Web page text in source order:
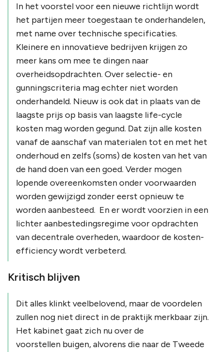
In het voorstel voor een nieuwe richtlijn wordt
het partijen meer toegestaan te onderhandelen,
met name over technische specificaties.
Kleinere en innovatieve bedrijven krijgen zo
meer kans om mee te dingen naar
overheidsopdrachten. Over selectie- en
gunningscriteria mag echter niet worden
onderhandeld. Nieuw is ook dat in plaats van de
laagste prijs op basis van laagste life-cycle
kosten mag worden gegund. Dat zijn alle kosten
vanaf de aanschaf van materialen tot en met het
onderhoud en zelfs (soms) de kosten van het van
de hand doen van een goed. Verder mogen
lopende overeenkomsten onder voorwaarden
worden gewijzigd zonder eerst opnieuw te
worden aanbesteed. En er wordt voorzien in een
lichter aanbestedingsregime voor opdrachten
van decentrale overheden, waardoor de kosten-
efficiency wordt verbeterd.
Kritisch blijven
Dit alles klinkt veelbelovend, maar de voordelen
zullen nog niet direct in de praktijk merkbaar zijn.
Het kabinet gaat zich nu over de
voorstellen buigen, alvorens die naar de Tweede